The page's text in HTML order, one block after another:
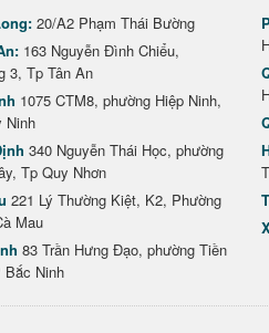
20/A2 Phạm Thái Bường
163 Nguyễn Đình Chiểu,
3, Tp Tân An
1075 CTM8, phường Hiệp Ninh,
Ninh
340 Nguyễn Thái Học, phường
Tp Quy Nhơn
221 Lý Thường Kiệt, K2, Phường
Mau
83 Trần Hưng Đạo, phường Tiền
Bắc Ninh